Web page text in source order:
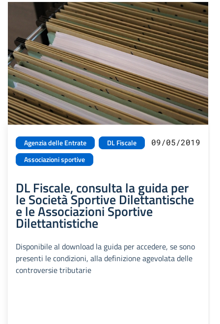
Agenzia delle Entrate
DL Fiscale
Associazioni sportive
09/05/2019
DL Fiscale, consulta la guida per
le Società Sportive Dilettantische
e le Associazioni Sportive
Dilettantistiche
Disponibile al download la guida per accedere, se sono
presenti le condizioni, alla definizione agevolata delle
controversie tributarie